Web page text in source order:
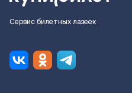
Сервис билетных лазеек